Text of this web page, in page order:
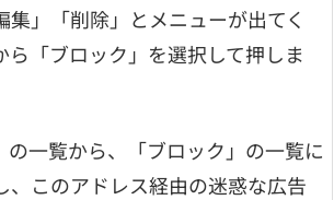
集」「削除」とメニューが出てく
ら「ブロック」を選択して押しま
の一覧から、「ブロック」の一覧に
、このアドレス経由の迷惑な広告